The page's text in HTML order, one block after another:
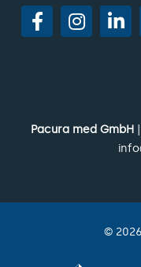
Pacura med GmbH
© 2026